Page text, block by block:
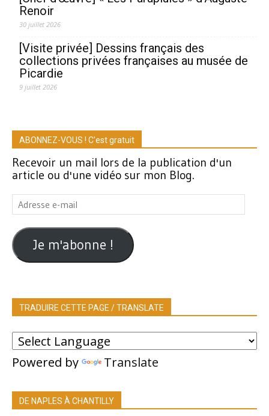
Renoir
30 juillet 2026
[Visite privée] Dessins français des
collections privées françaises au musée de
Picardie
9 juillet 2026
ABONNEZ-VOUS ! C'est gratuit
Recevoir un mail lors de la publication d'un
article ou d'une vidéo sur mon Blog.
Adresse
e-
mail
Je m'abonne !
TRADUIRE CETTE PAGE / TRANSLATE
Powered by Translate
DE NAPLES À CHANTILLY